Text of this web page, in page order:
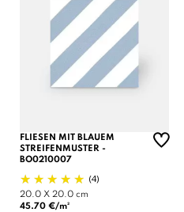
FLIESEN MIT BLAUEM
STREIFENMUSTER -
BO0210007
(4)
20.0 X 20.0 cm
45.70 €/m²